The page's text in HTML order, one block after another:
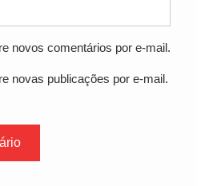
novos comentários por e-mail.
novas publicações por e-mail.